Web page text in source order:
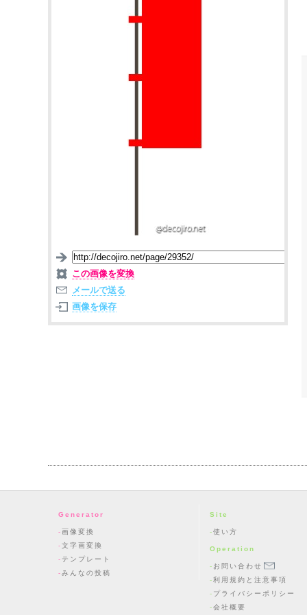
この画像を変換
メールで送る
画像を保存
Generator
画像変換
文字画変換
テンプレート
みんなの投稿
Site
使い方
Operation
お問い合わせ
利用規約と注意事項
プライバシーポリシー
会社概要